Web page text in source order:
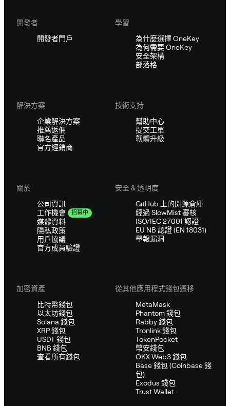
開發者
開發者門戶
學習
為什麼選擇 OneKey
為何需要 OneKey
安全架構
部落格
解決方案
企業解決方案
推薦返佣
聯名產品
官方經銷商
技術支持
幫助中心
提交工單
韌體升級
關於
公司資訊
工作機會
招募中
媒體資料
隱私政策
用戶協議
官方成員驗證
安全 & 透明度
GitHub 上的開源倉庫
經過 SlowMist 審核
ISO/IEC 27001 認證
EU NB 認證 (EN 18031)
舉報漏洞
加密資產
比特幣錢包
以太坊錢包
Solana 錢包
XRP 錢包
USDT 錢包
BNB 錢包
查看所有錢包
從其他應用程式錢包遷移
MetaMask
Phantom 錢包
Rabby 錢包
Tronlink 錢包
TokenPocket
幣安錢包
OKX Web3 錢包
Base 錢包 (Coinbase 錢
包)
Exodus 錢包
Trust Wallet